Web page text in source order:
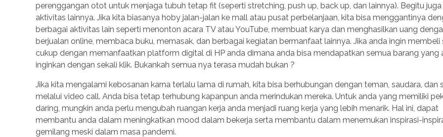
perenggangan otot untuk menjaga tubuh tetap fit (seperti stretching, push up, back up, dan lainnya). Begitu
aktivitas lainnya. Jika kita biasanya hoby jalan-jalan ke mall atau pusat perbelanjaan, kita bisa menggantinya
berbagai aktivitas lain seperti menonton acara TV atau YouTube, membuat karya dan menghasilkan uang
berjualan online, membaca buku, memasak, dan berbagai kegiatan bermanfaat lainnya. Jika anda ingin membeli
cukup dengan memanfaatkan platform digital di HP anda dimana anda bisa mendapatkan semua barang yang
inginkan dengan sekali klik. Bukankah semua nya terasa mudah bukan ?
Jika kita mengalami kebosanan karna terlalu lama di rumah, kita bisa berhubungan dengan teman, saudara, dan
melalui video call. Anda bisa tetap terhubung kapanpun anda merindukan mereka. Untuk anda yang memiliki
daring, mungkin anda perlu mengubah ruangan kerja anda menjadi ruang kerja yang lebih menarik. Hal ini, dapat
membantu anda dalam meningkatkan mood dalam bekerja serta membantu dalam menemukan inspirasi-
gemilang meski dalam masa pandemi.